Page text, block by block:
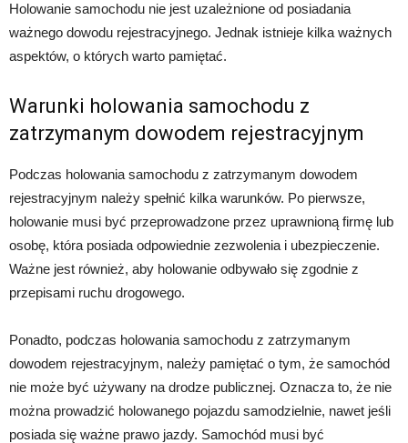
Holowanie samochodu nie jest uzależnione od posiadania
ważnego dowodu rejestracyjnego. Jednak istnieje kilka ważnych
aspektów, o których warto pamiętać.
Warunki holowania samochodu z
zatrzymanym dowodem rejestracyjnym
Podczas holowania samochodu z zatrzymanym dowodem
rejestracyjnym należy spełnić kilka warunków. Po pierwsze,
holowanie musi być przeprowadzone przez uprawnioną firmę lub
osobę, która posiada odpowiednie zezwolenia i ubezpieczenie.
Ważne jest również, aby holowanie odbywało się zgodnie z
przepisami ruchu drogowego.
Ponadto, podczas holowania samochodu z zatrzymanym
dowodem rejestracyjnym, należy pamiętać o tym, że samochód
nie może być używany na drodze publicznej. Oznacza to, że nie
można prowadzić holowanego pojazdu samodzielnie, nawet jeśli
posiada się ważne prawo jazdy. Samochód musi być